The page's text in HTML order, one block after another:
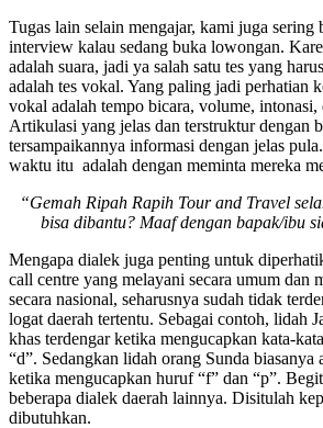
Tugas lain selain mengajar, kami juga sering
interview kalau sedang buka lowongan.
adalah suara, jadi ya salah satu tes yang
adalah tes vokal. Yang paling jadi perhatian
vokal adalah tempo bicara, volume,
Artikulasi yang jelas dan terstruktur dengan
tersampaikannya informasi dengan jelas
waktu itu adalah dengan meminta mereka
“Gemah Ripah Rapih Tour and Travel
bisa dibantu? Maaf dengan bapak/ibu
Mengapa dialek juga penting untuk
call centre yang melayani secara umum dan
secara nasional, seharusnya sudah tidak
logat daerah tertentu. Sebagai contoh, lidah
khas terdengar ketika mengucapkan kata-
“d”. Sedangkan lidah orang Sunda biasanya
ketika mengucapkan huruf “f” dan “p”.
beberapa dialek daerah lainnya. Disitulah
dibutuhkan.